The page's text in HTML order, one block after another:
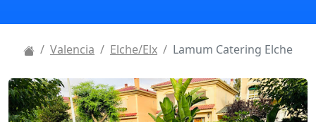
Valencia Elche/Elx Lamum Catering Elche